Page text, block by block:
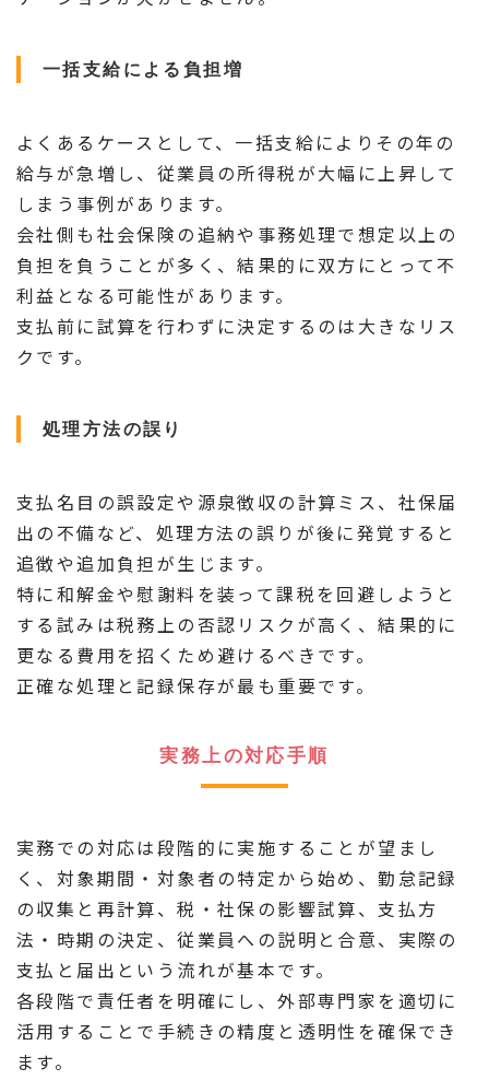
一括支給による負担増
よくあるケースとして、一括支給によりその年の
給与が急増し、従業員の所得税が大幅に上昇して
しまう事例があります。
会社側も社会保険の追納や事務処理で想定以上の
負担を負うことが多く、結果的に双方にとって不
利益となる可能性があります。
支払前に試算を行わずに決定するのは大きなリス
クです。
処理方法の誤り
支払名目の誤設定や源泉徴収の計算ミス、社保届
出の不備など、処理方法の誤りが後に発覚すると
追徴や追加負担が生じます。
特に和解金や慰謝料を装って課税を回避しようと
する試みは税務上の否認リスクが高く、結果的に
更なる費用を招くため避けるべきです。
正確な処理と記録保存が最も重要です。
実務上の対応手順
実務での対応は段階的に実施することが望まし
く、対象期間・対象者の特定から始め、勤怠記録
の収集と再計算、税・社保の影響試算、支払方
法・時期の決定、従業員への説明と合意、実際の
支払と届出という流れが基本です。
各段階で責任者を明確にし、外部専門家を適切に
活用することで手続きの精度と透明性を確保でき
ます。